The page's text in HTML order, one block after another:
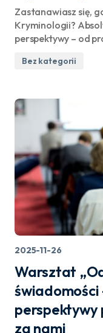
Zastanawiasz się,
Kryminologii?
perspektywy – od
Bez kategorii
2025-11-26
Warsztat
świadomości
perspektywy
za nami